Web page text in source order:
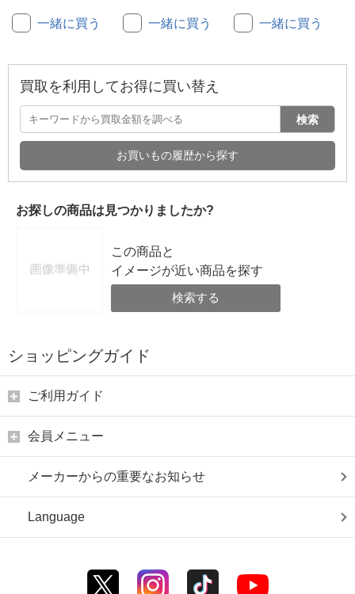
一緒に買う 一緒に買う 一緒に買う
買取を利用してお得に買い替え
検索
お買いもの履歴から探す
お探しの商品は見つかりましたか?
この商品と
イメージが近い商品を探す
検索する
ショッピングガイド
ご利用ガイド
会員メニュー
メーカーからの重要なお知らせ
Language